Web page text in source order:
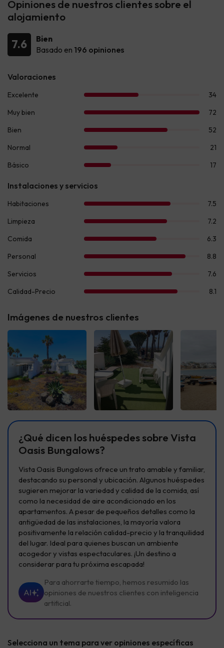
Opiniones de nuestros clientes sobre el
alojamiento
7.6
Bien
Basado en 196 opiniones
Imágenes de nuestros clientes
¿Qué dicen los huéspedes sobre Vista
Oasis Bungalows?
Vista Oasis Bungalows ofrece un trato amable y familiar,
destacando su personal y ubicación. Algunos huéspedes
sugieren mejorar la variedad y calidad de la comida, así
como la necesidad de aire acondicionado en los
apartamentos. A pesar de pequeños detalles como la
antigüedad de las instalaciones, la mayoría valora
positivamente la relación calidad-precio y la tranquilidad
del lugar. Ideal para quienes buscan un ambiente
acogedor y vistas espectaculares. ¡Un destino a
considerar para tu próxima escapada!
AI
Para ahorrarte tiempo, hemos resumido las
opiniones de nuestros clientes con inteligencia
artificial.
Selecciona un tema para ver opiniones específicas